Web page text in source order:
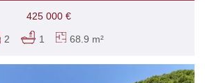
425 000 €
2 1 68.9 m²